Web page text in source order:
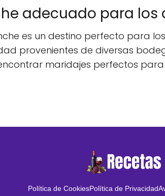
adecuado para
es un destino perfecto para
provenientes de diversas
maridajes perfectos
Política de CookiesPolítica de Privacidad